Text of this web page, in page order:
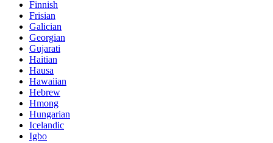
Finnish
Frisian
Galician
Georgian
Gujarati
Haitian
Hausa
Hawaiian
Hebrew
Hmong
Hungarian
Icelandic
Igbo